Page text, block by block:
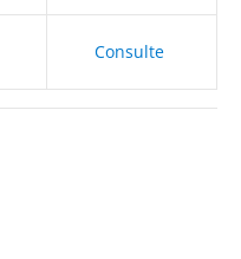
Consulte